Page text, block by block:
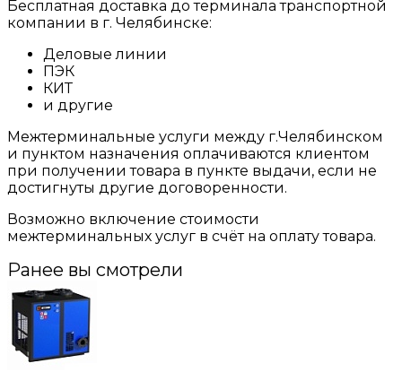
Бесплатная доставка до терминала транспортной
компании в г. Челябинске:
Деловые линии
ПЭК
КИТ
и другие
Межтерминальные услуги между г.Челябинском
и пунктом назначения оплачиваются клиентом
при получении товара в пункте выдачи, если не
достигнуты другие договоренности.
Возможно включение стоимости
межтерминальных услуг в счёт на оплату товара.
Ранее вы смотрели